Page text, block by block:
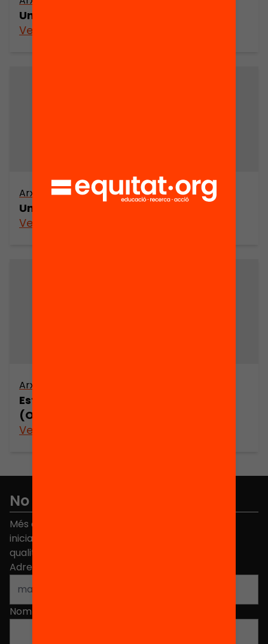
Una experiència política (part 2)
Veure’n més
Arxiu
Una experiència política (part 1)
Veure’n més
Arxiu
Estudi etnogràfic de Folgueroles
(Osona) (part 1)
Veure’n més
No et perdis res
Més de 40.000 persones ja han triat Equitat. Rep
iniciatives, propostes i projectes per millorar la
qualitat de l'educació a Catalunya.
Adreça electrònica
Nom